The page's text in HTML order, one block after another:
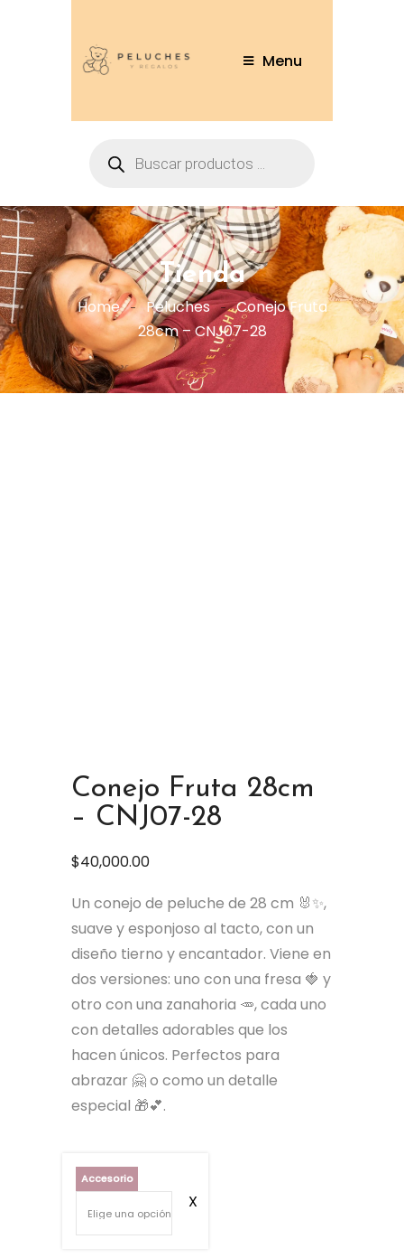
Menu
Tienda
Home Peluches
Conejo Fruta
28cm – CNJ07-28
Conejo Fruta 28cm
– CNJ07-28
$40,000.00
Un conejo de peluche de 28 cm 🐰✨,
suave y esponjoso al tacto, con un
diseño tierno y encantador. Viene en
dos versiones: uno con una fresa 🍓 y
otro con una zanahoria 🥕, cada uno
con detalles adorables que los
hacen únicos. Perfectos para
abrazar 🤗 o como un detalle
especial 🎁💕.
Accesorio